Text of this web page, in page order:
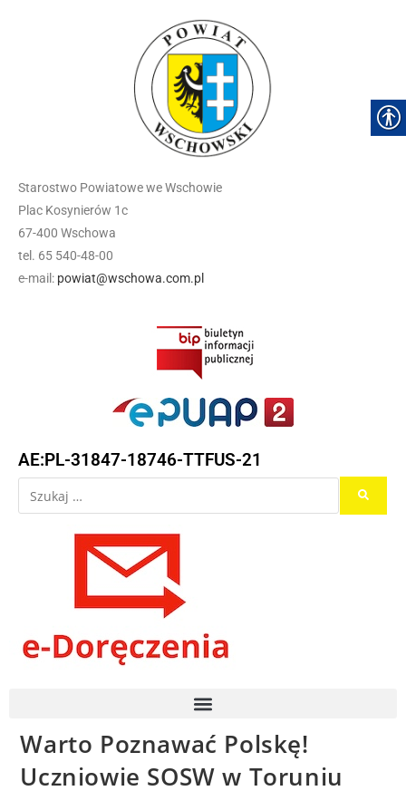
Starostwo Powiatowe we Wschowie
Plac Kosynierów 1c
67-400 Wschowa
tel. 65 540-48-00
e-mail: powiat@wschowa.com.pl
AE:PL-31847-18746-TTFUS-21
Warto Poznawać Polskę!
Uczniowie SOSW w Toruniu